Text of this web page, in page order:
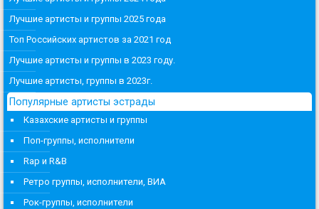
Лучшие артисты и группы 2025 года
Топ Российских артистов за 2021 год
Лучшие артисты и группы в 2023 году.
Лучшие артисты, группы в 2023г.
Популярные артисты эстрады
Казахские артисты и группы
Поп-группы, исполнители
Rap и R&B
Ретро группы, исполнители, ВИА
Рок-группы, исполнители